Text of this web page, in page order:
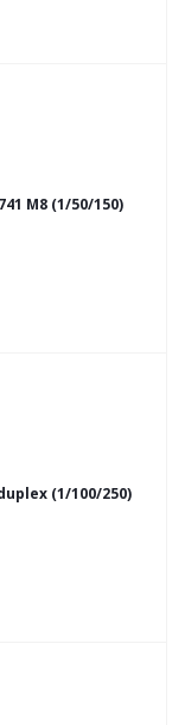
M8 (1/50/150)
(1/100/250)